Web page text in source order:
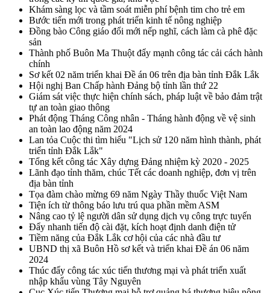
Khám sàng lọc và tầm soát miễn phí bệnh tim cho trẻ em
Bước tiến mới trong phát triển kinh tế nông nghiệp
Đồng bào Công giáo đổi mới nếp nghĩ, cách làm cà phê đặc
sản
Thành phố Buôn Ma Thuột đẩy mạnh công tác cải cách hành
chính
Sơ kết 02 năm triển khai Đề án 06 trên địa bàn tỉnh Đắk Lắk
Hội nghị Ban Chấp hành Đảng bộ tỉnh lần thứ 22
Giám sát việc thực hiện chính sách, pháp luật về bảo đảm trật
tự an toàn giao thông
Phát động Tháng Công nhân - Tháng hành động về vệ sinh
an toàn lao động năm 2024
Lan tỏa Cuộc thi tìm hiểu "Lịch sử 120 năm hình thành, phát
triển tỉnh Đắk Lắk"
Tổng kết công tác Xây dựng Đảng nhiệm kỳ 2020 - 2025
Lãnh đạo tỉnh thăm, chúc Tết các doanh nghiệp, đơn vị trên
địa bàn tỉnh
Tọa đàm chào mừng 69 năm Ngày Thầy thuốc Việt Nam
Tiện ích từ thông báo lưu trú qua phần mềm ASM
Nâng cao tỷ lệ người dân sử dụng dịch vụ công trực tuyến
Đẩy nhanh tiến độ cài đặt, kích hoạt định danh điện tử
Tiềm năng của Đắk Lắk cơ hội của các nhà đầu tư
UBND thị xã Buôn Hồ sơ kết và triển khai Đề án 06 năm
2024
Thúc đẩy công tác xúc tiến thương mại và phát triển xuất
nhập khẩu vùng Tây Nguyên